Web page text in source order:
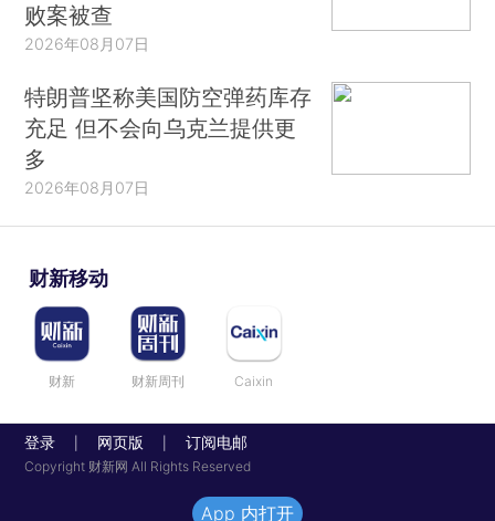
败案被查
2026年08月07日
特朗普坚称美国防空弹药库存
充足 但不会向乌克兰提供更
多
2026年08月07日
财新移动
财新 财新周刊 Caixin
登录 网页版 订阅电邮
Copyright 财新网 All Rights Reserved
App 内打开